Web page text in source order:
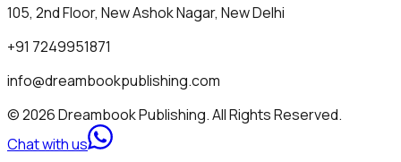
105, 2nd Floor, New Ashok Nagar, New Delhi
+91 7249951871
info@dreambookpublishing.com
© 2026 Dreambook Publishing. All Rights Reserved.
Chat with us